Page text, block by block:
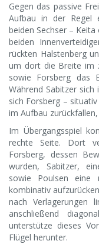
Gegen das passive
Aufbau in der Regel
beiden Sechser –
beiden
rückten Halstenberg
um dort die Breite im
sowie Forsberg das
Während Sabitzer
sich Forsberg –
im Aufbau
Im Übergangsspiel
rechte Seite. Dort
Forsberg, dessen
wurden, Sabitzer,
sowie Poulsen eine
kombinativ
nach Verlagerungen
anschließend
unterstütze dieses
Flügel herunter.